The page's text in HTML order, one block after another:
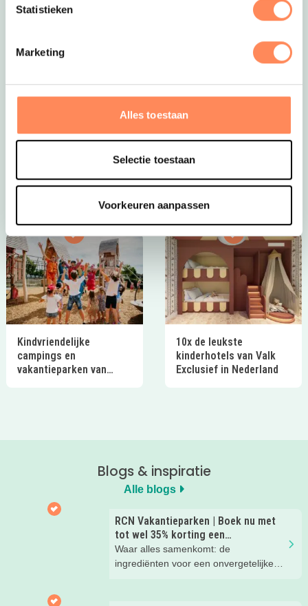
Statistieken
Marketing
Alles toestaan
Selectie toestaan
Voorkeuren aanpassen
eindeloos in de natuur, bouwen ze hutten, spetteren ze
avontuur. Een paradijs voor jonge ontdekkers én een
plek waar ouders helemaal tot rust komen.
Bekijk Huttopia de Roos
Kindvriendelijke
campings en
vakantieparken van
10x de leukste
kinderhotels van Valk
Exclusief in Nederland
Blogs & inspiratie
Alle blogs
RCN Vakantieparken | Boek nu met
tot wel 35% korting een
zomervakantie!
Waar alles samenkomt: de
ingrediënten voor een onvergetelijke